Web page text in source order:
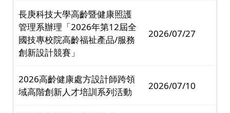
長庚科技大學高齡暨健康照護
管理系辦理「2026年第12屆全
國技專校院高齡福祉產品/服務
創新設計競賽」
2026/07/27
2026高齡健康處方設計師跨領
域高階創新人才培訓系列活動
2026/07/10